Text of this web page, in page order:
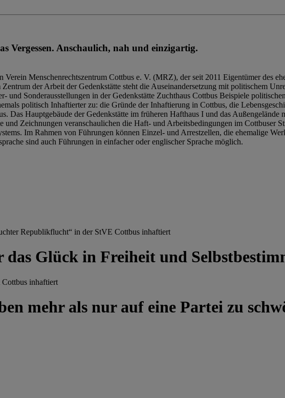
Vergessen. Anschaulich, nah und einzigartig.
Menschenrechtszentrum Cottbus e. V. (MRZ), der seit 2011 Eigentümer des
der Arbeit der Gedenkstätte steht die Auseinandersetzung mit politischem
Sonderausstellungen in der Gedenkstätte Zuchthaus Cottbus Beispiele
politisch Inhaftierter zu: die Gründe der Inhaftierung in Cottbus, die
Das Hauptgebäude der Gedenkstätte im früheren Hafthaus I und das Außengelände
und Zeichnungen veranschaulichen die Haft- und Arbeitsbedingungen im Cottbuser
Im Rahmen von Führungen können Einzel- und Arrestzellen, die ehemalige
sind auch Führungen in einfacher oder englischer Sprache möglich.
Republikflucht“ in der StVE Cottbus inhaftiert
Glück in Freiheit und
Cottbus inhaftiert
mehr als nur auf eine Partei zu